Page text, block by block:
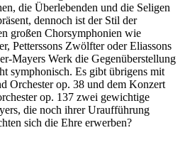
die Überlebenden und die Seligen
dennoch ist der Stil der
großen Chorsymphonien wie
Petterssons Zwölfter oder Eliassons
Mayers Werk die Gegenüberstellung
symphonisch. Es gibt übrigens mit
Orchester op. 38 und dem Konzert
op. 137 zwei gewichtige
die noch ihrer Uraufführung
sich die Ehre erwerben?